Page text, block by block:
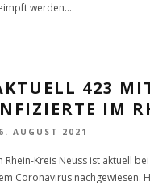
werden...
423
IM
AUGUST 2021
Rhein-Kreis Neuss ist aktuell
Coronavirus nachgewiesen.